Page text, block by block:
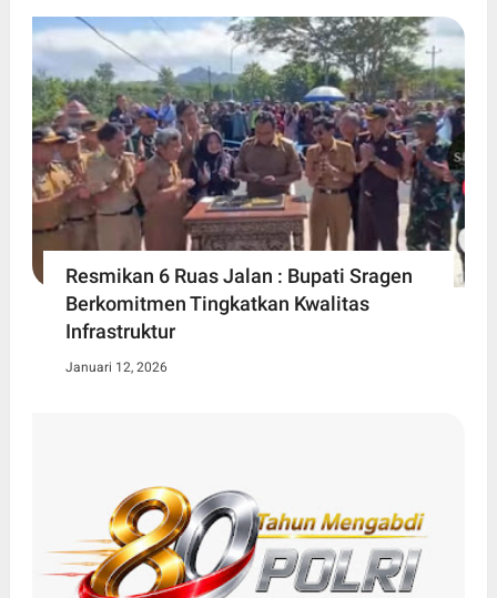
Resmikan 6 Ruas Jalan : Bupati Sragen
Berkomitmen Tingkatkan Kwalitas
Infrastruktur
Januari 12, 2026